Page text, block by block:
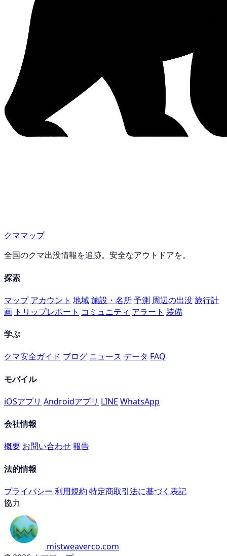
クママップ
全国のクマ出没情報を追跡。安全なアウトドアを。
探索
マップ アカウント 地域施設・名所予測 周辺の出没旅行計
画 トリップレポート コミュニティ アラート 装備
学ぶ
クマ安全ガイド ブログ ニュース データ FAQ
モバイル
iOSアプリ Androidアプリ LINE WhatsApp
会社情報
概要 お問い合わせ報告
法的情報
プライバシー 利用規約 特定商取引法に基づく表記
協力
mistweaverco.com